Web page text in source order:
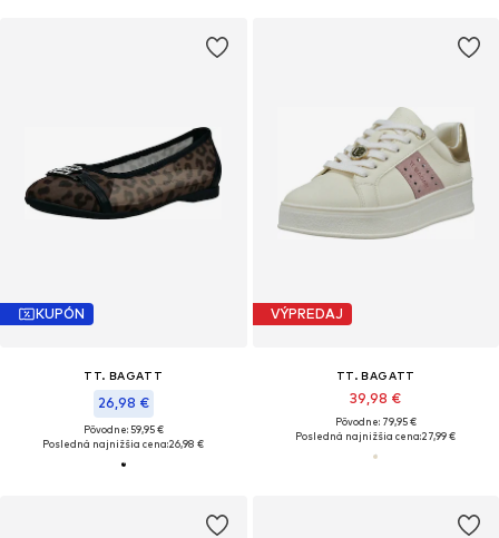
KUPÓN
TT. BAGATT
26,98 €
Pôvodne: 59,95 €
Posledná najnižšia cena:26,98 €
VÝPREDAJ
TT. BAGATT
39,98 €
Pôvodne: 79,95 €
Posledná najnižšia cena:27,99 €